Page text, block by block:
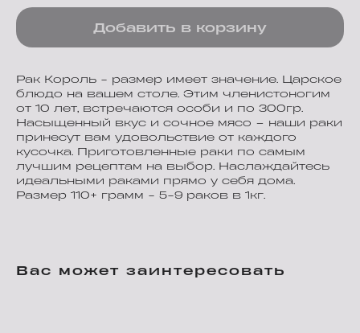
Добавить в корзину
Рак Король - размер имеет значение. Царское
блюдо на вашем столе. Этим членистоногим
от 10 лет, встречаются особи и по 300гр.
Насыщенный вкус и сочное мясо – наши раки
принесут вам удовольствие от каждого
кусочка. Приготовленные раки по самым
лучшим рецептам на выбор. Наслаждайтесь
идеальными раками прямо у себя дома.
Размер 110+ грамм - 5-9 раков в 1кг.
Вас может заинтересовать